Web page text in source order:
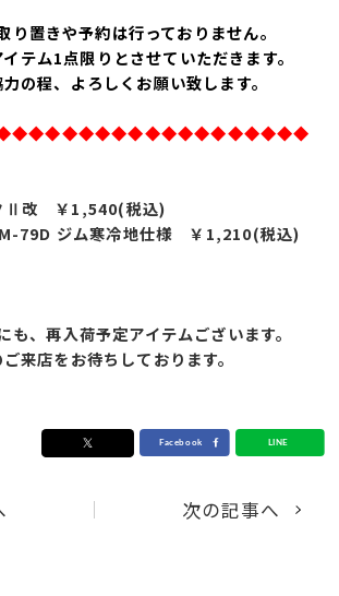
り置きや予約は行っておりません。
テム1点限りとさせていただきます。
の程、よろしくお願い致します。
Ⅱ改 ￥1,540(税込)
79D ジム寒冷地仕様 ￥1,210(税込)
も、再入荷予定アイテムございます。
来店をお待ちしております。
次の記事へ